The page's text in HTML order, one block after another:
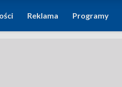
Reklama Programy